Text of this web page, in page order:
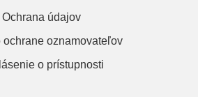
Ochrana údajov
ochrane oznamovateľov
o prístupnosti